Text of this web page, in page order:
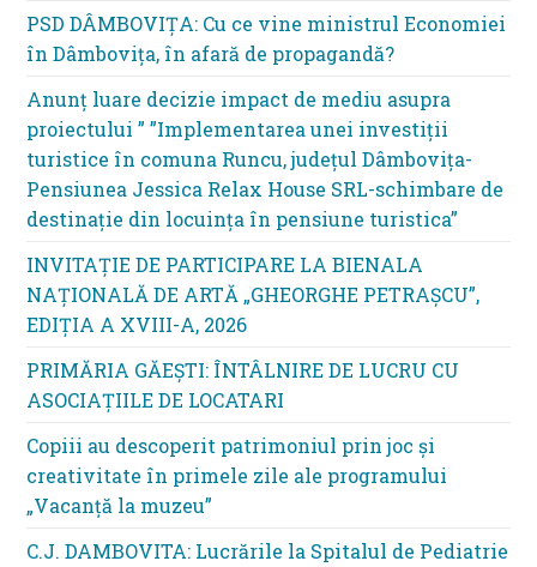
PSD DÂMBOVIȚA: Cu ce vine ministrul Economiei
în Dâmbovița, în afară de propagandă?
Anunț luare decizie impact de mediu asupra
proiectului ” ”Implementarea unei investiții
turistice în comuna Runcu, județul Dâmbovița-
Pensiunea Jessica Relax House SRL-schimbare de
destinație din locuința în pensiune turistica”
INVITAȚIE DE PARTICIPARE LA BIENALA
NAȚIONALĂ DE ARTĂ „GHEORGHE PETRAȘCU”,
EDIŢIA A XVIII-A, 2026
PRIMĂRIA GĂEȘTI: ÎNTÂLNIRE DE LUCRU CU
ASOCIAȚIILE DE LOCATARI
Copiii au descoperit patrimoniul prin joc și
creativitate în primele zile ale programului
„Vacanță la muzeu”
C.J. DAMBOVITA: Lucrările la Spitalul de Pediatrie